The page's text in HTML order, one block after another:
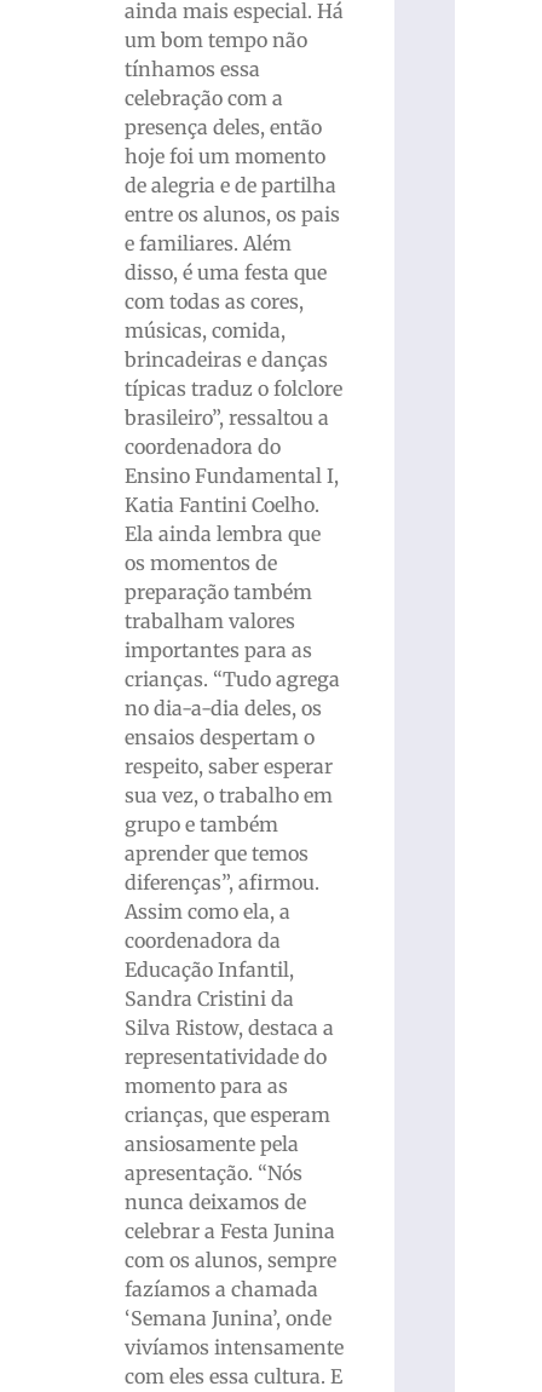
ainda mais especial. Há
um bom tempo não
tínhamos essa
celebração com a
presença deles, então
hoje foi um momento
de alegria e de partilha
entre os alunos, os pais
e familiares. Além
disso, é uma festa que
com todas as cores,
músicas, comida,
brincadeiras e danças
típicas traduz o folclore
brasileiro”, ressaltou a
coordenadora do
Ensino Fundamental I,
Katia Fantini Coelho.
Ela ainda lembra que
os momentos de
preparação também
trabalham valores
importantes para as
crianças. “Tudo agrega
no dia-a-dia deles, os
ensaios despertam o
respeito, saber esperar
sua vez, o trabalho em
grupo e também
aprender que temos
diferenças”, afirmou.
Assim como ela, a
coordenadora da
Educação Infantil,
Sandra Cristini da
Silva Ristow, destaca a
representatividade do
momento para as
crianças, que esperam
ansiosamente pela
apresentação. “Nós
nunca deixamos de
celebrar a Festa Junina
com os alunos, sempre
fazíamos a chamada
‘Semana Junina’, onde
vivíamos intensamente
com eles essa cultura. E